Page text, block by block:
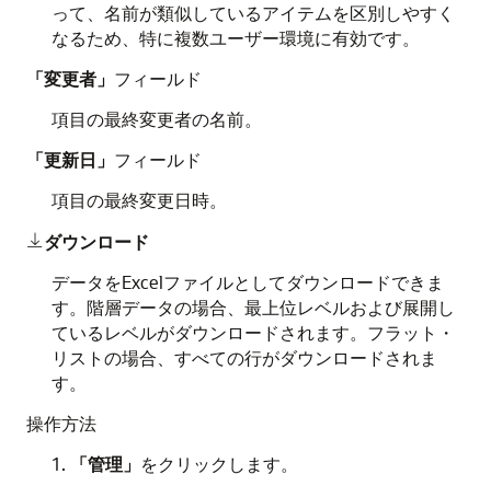
って、名前が類似しているアイテムを区別しやすく
なるため、特に複数ユーザー環境に有効です。
「変更者」 フィールド
項目の最終変更者の名前。
「更新日」 フィールド
項目の最終変更日時。
 ダウンロード
データをExcelファイルとしてダウンロードできま
す。階層データの場合、最上位レベルおよび展開し
ているレベルがダウンロードされます。フラット・
リストの場合、すべての行がダウンロードされま
す。
操作方法
「管理」 をクリックします。